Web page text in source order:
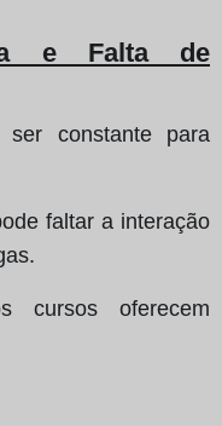
e Falta de
constante para
faltar a interação
cursos oferecem